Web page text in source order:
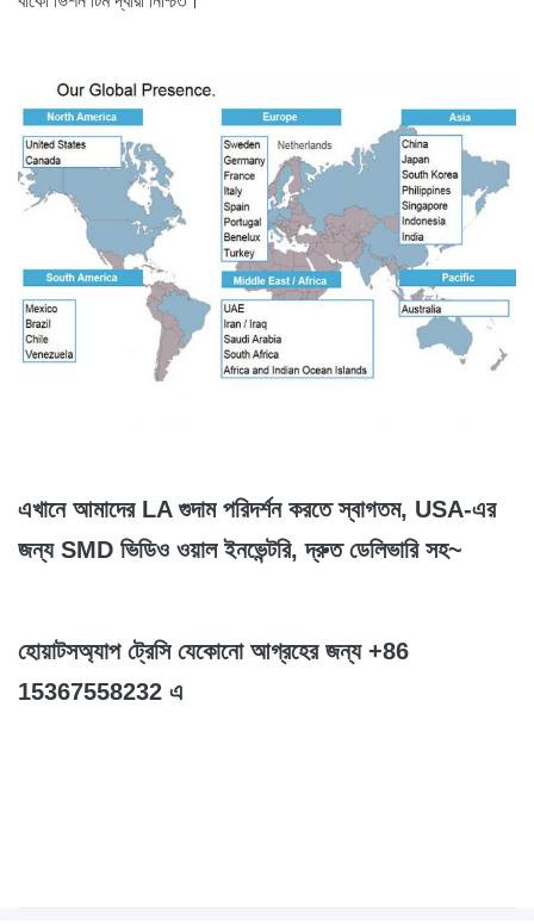
এখানে আমাদের LA গুদাম পরিদর্শন করতে স্বাগতম, USA-এর
জন্য SMD ভিডিও ওয়াল ইনভেন্টরি, দ্রুত ডেলিভারি সহ~
হোয়াটসঅ্যাপ ট্রেসি যেকোনো আগ্রহের জন্য +86
15367558232 এ